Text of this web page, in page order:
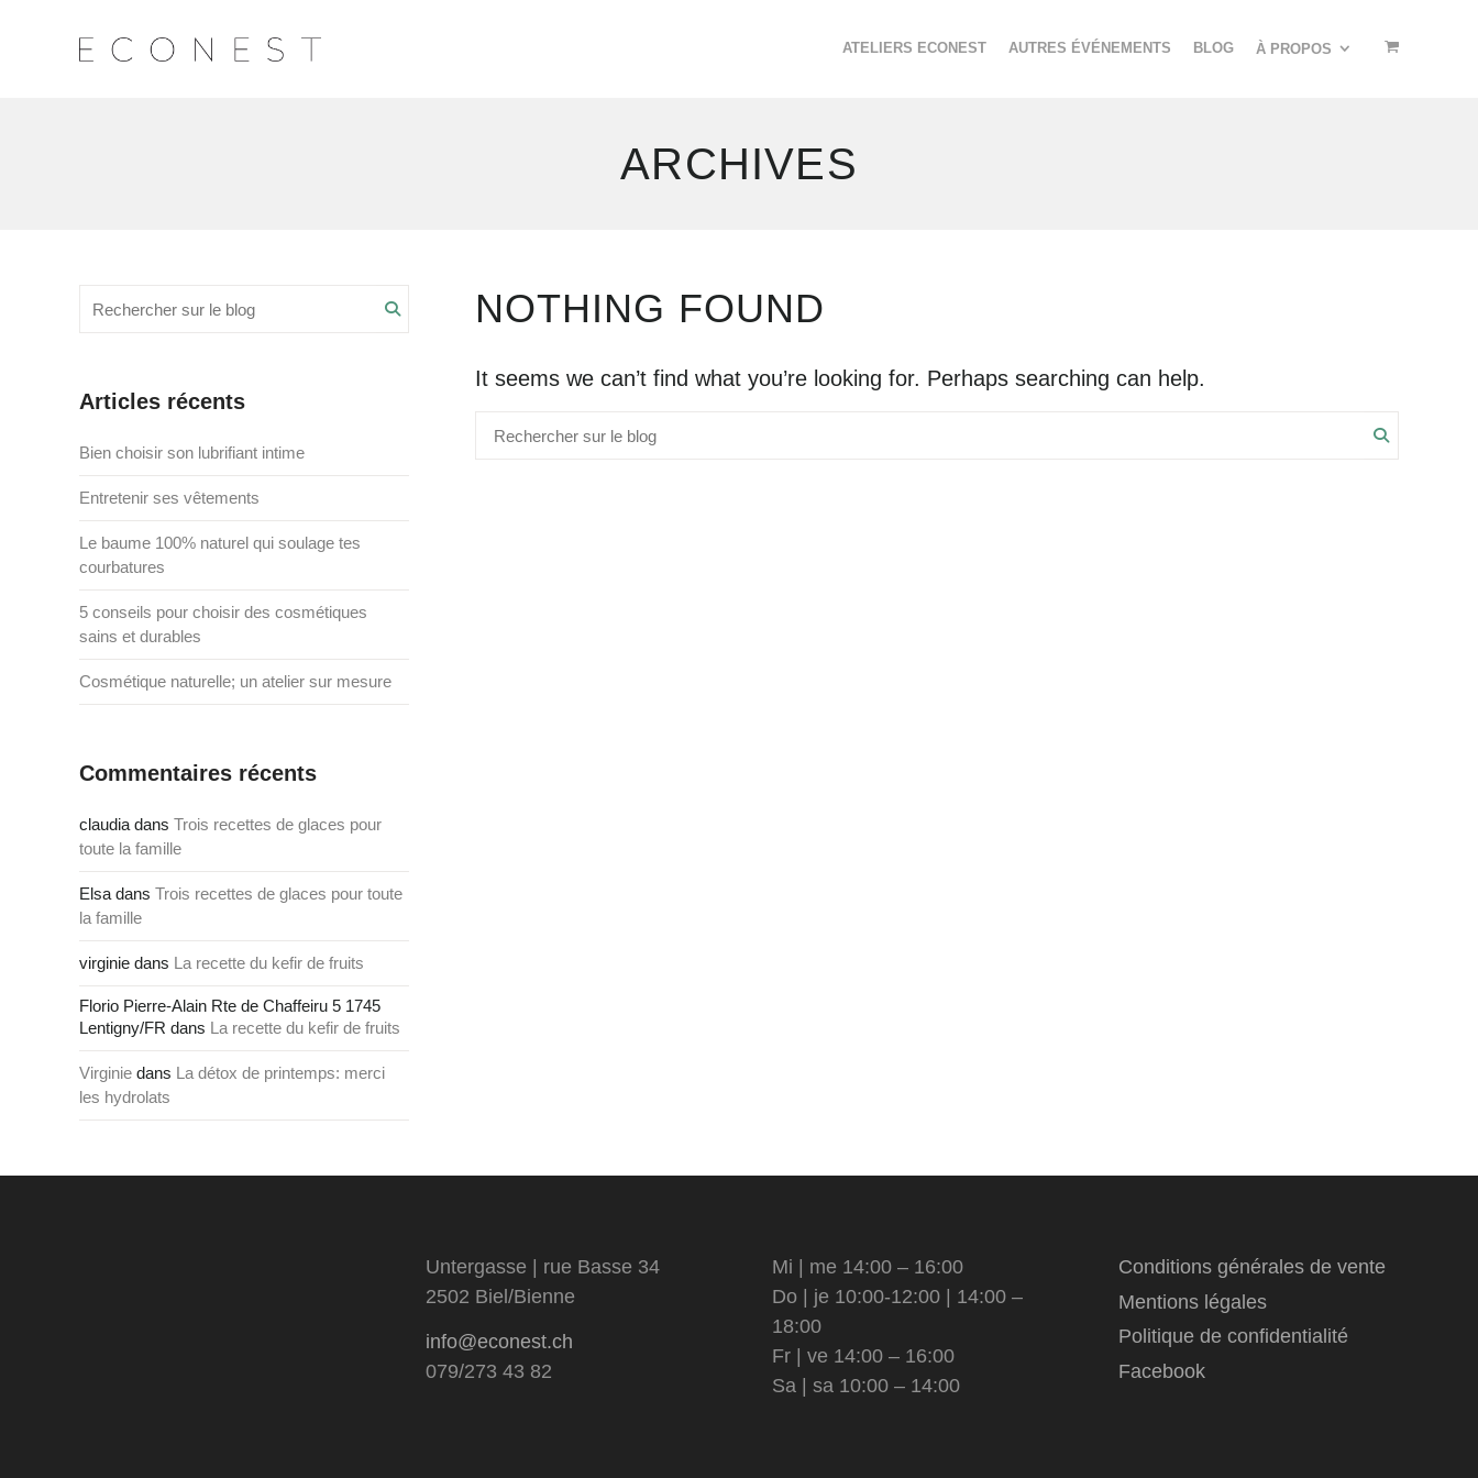
ATELIERS ECONEST AUTRES ÉVÉNEMENTS BLOG À PROPOS
ARCHIVES
NOTHING FOUND
It seems we can’t find what you’re looking for. Perhaps searching can help.
pour
pour
Articles récents
Bien choisir son lubrifiant intime
Entretenir ses vêtements
Le baume 100% naturel qui soulage tes
courbatures
5 conseils pour choisir des cosmétiques
sains et durables
Cosmétique naturelle; un atelier sur mesure
Commentaires récents
claudia dans Trois recettes de glaces pour
toute la famille
Elsa dans Trois recettes de glaces pour toute
la famille
virginie dans La recette du kefir de fruits
Florio Pierre-Alain Rte de Chaffeiru 5 1745
Lentigny/FR dans La recette du kefir de fruits
Virginie dans La détox de printemps: merci
les hydrolats
Untergasse | rue Basse 34
2502 Biel/Bienne
info@econest.ch
079/273 43 82
Mi | me 14:00 – 16:00
Do | je 10:00-12:00 | 14:00 –
18:00
Fr | ve 14:00 – 16:00
Sa | sa 10:00 – 14:00
Conditions générales de vente
Mentions légales
Politique de confidentialité
Facebook